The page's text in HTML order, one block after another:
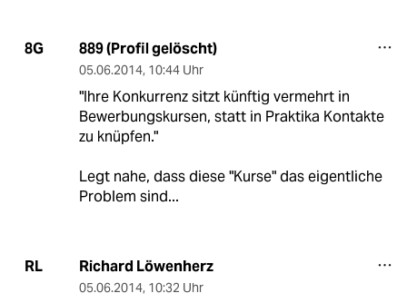
8G 889 (Profil gelöscht)
05.06.2014, 10:44 Uhr
"Ihre Konkurrenz sitzt künftig vermehrt in
Bewerbungskursen, statt in Praktika Kontakte
zu knüpfen."
Legt nahe, dass diese "Kurse" das eigentliche
Problem sind...
RL Richard Löwenherz
05.06.2014, 10:32 Uhr